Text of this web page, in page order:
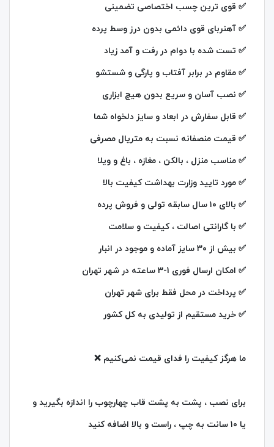
✅ قوی ترین چسب اختصاصی تضمینی
✅ آهنربای قوی دائمی بدون درز وسط پرده
✅ تست شده با دوام در رفت و آمد زیاد
✅ مقاوم در برابر آفتاب و پارگی و شستشو
✅ نصب آسان و سریع بدون هیچ ابزاری
✅ قابل سفارش در ابعاد و سایز دلخواه شما
✅ قیمت منصفانه نسبت به متریال مصرفی
✅ مناسب منزل ، بالکن ، مغازه ، باغ و ویلا
✅️ مورد تایید وزارت بهداشت کیفیت بالا
✅️ بالای ۱۰ سال سابقه تولی و فروش پرده
✅ با گارانتی اصالت ، کیفیت و سلامت
✅ بیش از ۳۰ سایز آماده و موجود در انبار
✅ امکان ارسال فوری 1-3 ساعته در شهر تهران
✅ پرداخت در محل فقط برای شهر تهران
✅ خرید مستقیم از تولیدی به کل کشور
ما هرگز کیفیت را فدای قیمت نمی‌کنیم ❌️
برای نصب ، پشت به پشت قاب چهارچوب را اندازه‌ بگیرید و
یا ۱۰ سانت به چپ ، راست و بالا اضافه کنید